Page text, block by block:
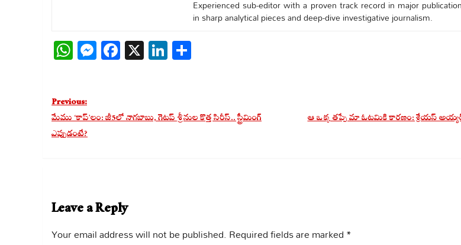
Experienced sub-editor with a proven track record in major
in sharp analytical pieces and deep-dive investigative journalism.
WhatsApp
Messenger
Facebook
X LinkedIn
Post
navigation
Previous:
మేము ‘కాప్’లం: జీ5లో నాగబాబు, గెటప్ శ్రీనుల కొత్త సిరీస్.. స్ట్రీమింగ్
ఎప్పుడంటే?
ఆ ఒక్క తప్పే మా ఓటమికి కారణం: శ్రేయస్
Leave a Reply
Your email address will not be published. Required fields are marked*